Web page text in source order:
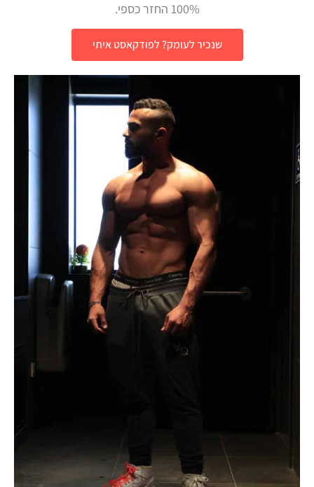
100% החזר כספי.
שנכיר לעומק? לפודקאסט איתי